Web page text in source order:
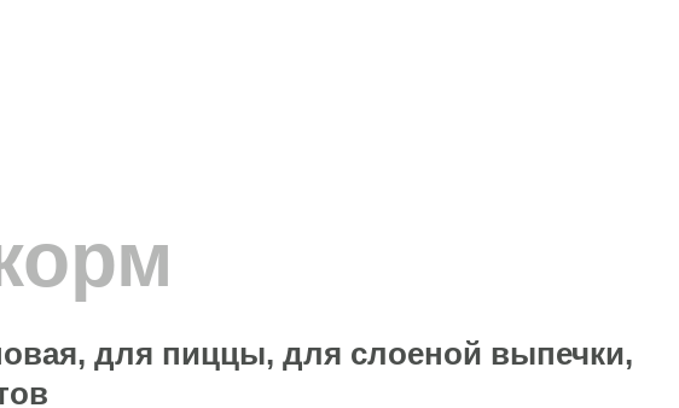
для пиццы, для слоеной выпечки,